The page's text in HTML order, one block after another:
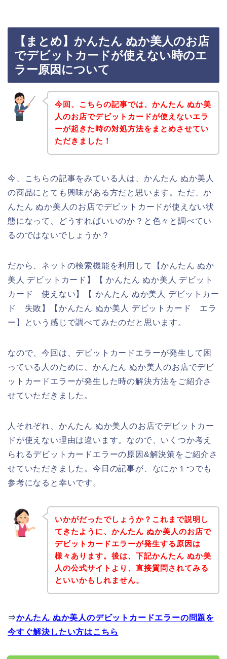
【まとめ】かんたん ぬか美人のお店
でデビットカードが使えない時のエ
ラー原因について
今回、こちらの記事では、かんたん ぬか美
人のお店でデビットカードが使えないエラ
ーが起きた時の対処方法をまとめさせてい
ただきました！
今、こちらの記事をみている人は、かんたん ぬか美人
の商品にとても興味がある方だと思います。ただ、か
んたん ぬか美人のお店でデビットカードが使えない状
態になって、どうすればいいのか？と色々と調べてい
るのではないでしょうか？
だから、ネットの検索機能を利用して【かんたん ぬか
美人 デビットカード】【 かんたん ぬか美人 デビット
カード 使えない】【 かんたん ぬか美人 デビットカー
ド 失敗】【かんたん ぬか美人 デビットカード エラ
ー】という感じで調べてみたのだと思います。
なので、今回は、デビットカードエラーが発生して困
っている人のために、かんたん ぬか美人のお店でデビ
ットカードエラーが発生した時の解決方法をご紹介さ
せていただきました。
人それぞれ、かんたん ぬか美人のお店でデビットカー
ドが使えない理由は違います。なので、いくつか考え
られるデビットカードエラーの原因&解決策をご紹介さ
せていただきました。今日の記事が、なにか１つでも
参考になると幸いです。
いかがだったでしょうか？これまで説明し
てきたように、かんたん ぬか美人のお店で
デビットカードエラーが発生する原因は
様々あります。後は、下記かんたん ぬか美
人の公式サイトより、直接質問されてみる
といいかもしれません。
⇒かんたん ぬか美人のデビットカードエラーの問題を
今すぐ解決したい方はこちら